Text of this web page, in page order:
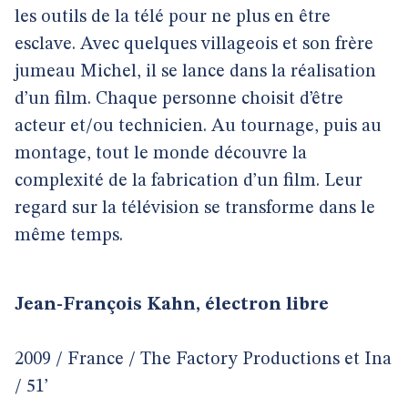
les outils de la télé pour ne plus en être
esclave. Avec quelques villageois et son frère
jumeau Michel, il se lance dans la réalisation
d’un film. Chaque personne choisit d’être
acteur et/ou technicien. Au tournage, puis au
montage, tout le monde découvre la
complexité de la fabrication d’un film. Leur
regard sur la télévision se transforme dans le
même temps.
Jean-François Kahn, électron libre
2009 / France / The Factory Productions et Ina
/ 51’